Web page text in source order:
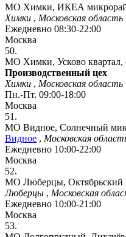
МО Химки, ИКЕА
Химки , Московская область
Ежедневно 08:30-22:00
Москва
50.
МО Химки, Усково квартал,
Производственный цех
Химки , Московская область
Пн.-Пт. 09:00-18:00
Москва
51.
МО Видное, Солнечный
Видное , Московская
Ежедневно 10:00-22:00
Москва
52.
МО Люберцы, Октябрьский
Люберцы , Московская
Ежедневно 10:00-21:00
Москва
53.